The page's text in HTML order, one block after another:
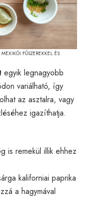
FŰSZEREKKEL ÉS
egyik legnagyobb
variálható, így
az asztalra, vagy
igazíthatja.
is remekül illik ehhez
kaliforniai paprika
a hagymával